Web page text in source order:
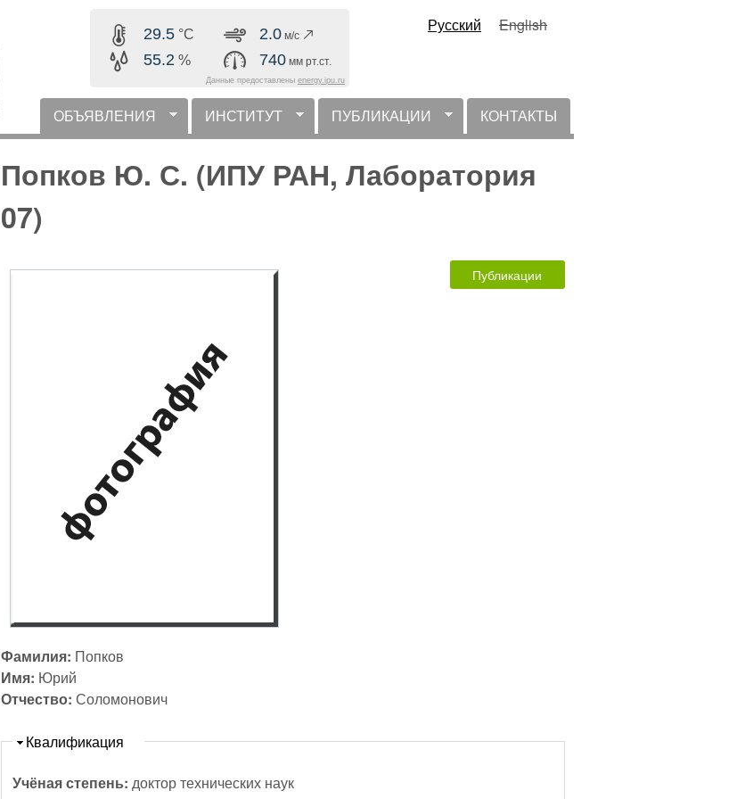
содержанию
29.5 °C
55.2 %
2.0 м/с
740 мм рт.ст.
Данные предоставлены energy.ipu.ru
Русский English
горизонтальное меню
ОБЪЯВЛЕНИЯ ИНСТИТУТ ПУБЛИКАЦИИ КОНТАКТЫ
Попков Ю. С. (ИПУ РАН, Лаборатория
07)
Публикации
Фамилия: Попков
Имя: Юрий
Отчество:Соломонович
Скрыть
Квалификация
Учёная степень:доктор технических наук